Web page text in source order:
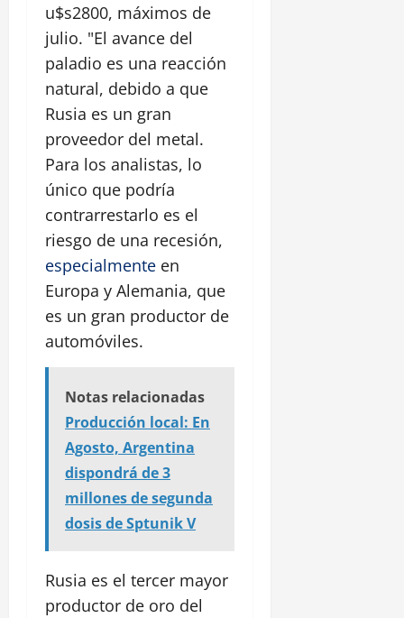
u$s2800, máximos de
julio. "El avance del
paladio es una reacción
natural, debido a que
Rusia es un gran
proveedor del metal.
Para los analistas, lo
único que podría
contrarrestarlo es el
riesgo de una recesión,
especialmente en
Europa y Alemania, que
es un gran productor de
automóviles.
Notas relacionadas
Producción local: En
Agosto, Argentina
dispondrá de 3
millones de segunda
dosis de Sptunik V
Rusia es el tercer mayor
productor de oro del